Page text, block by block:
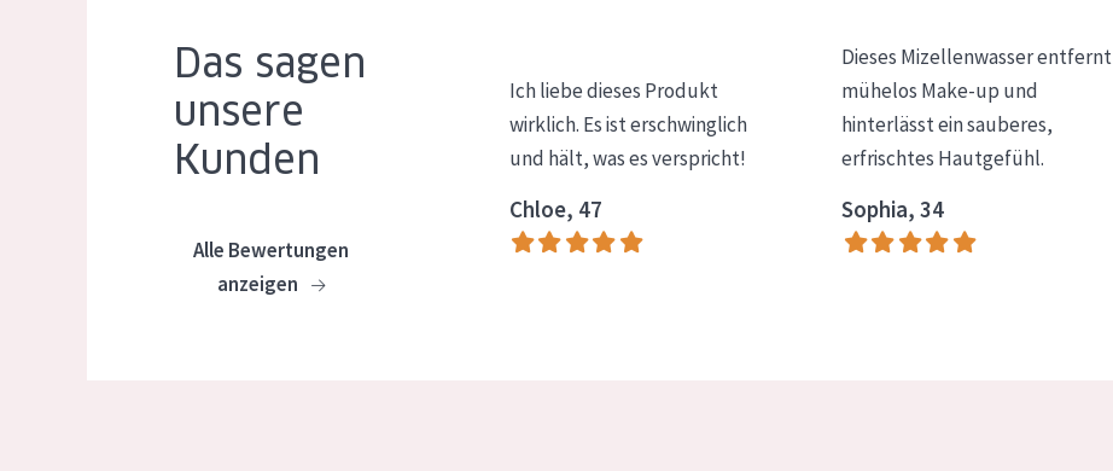
Das sagen
unsere
Kunden
Alle Bewertungen
anzeigen
Ich liebe dieses Produkt
wirklich. Es ist erschwinglich
und hält, was es verspricht!
Chloe, 47
Dieses Mizellenwasser entfernt
mühelos Make-up und
hinterlässt ein sauberes,
erfrischtes Hautgefühl.
Sophia, 34